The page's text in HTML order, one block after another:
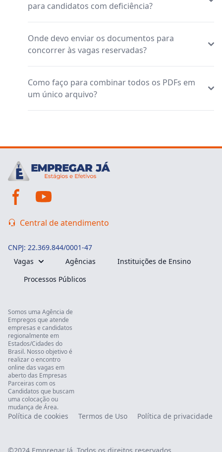
para candidatos com deficiência?
Onde devo enviar os documentos para
concorrer às vagas reservadas?
Como faço para combinar todos os PDFs em
um único arquivo?
Central de atendimento
CNPJ: 22.369.844/0001-47
Vagas
Agências
Instituições de Ensino
Processos Públicos
Somos uma Agência de
Empregos que atende
empresas e candidatos
regionalmente em
Estados/Cidades do
Brasil. Nosso objetivo é
realizar o encontro
online das vagas em
aberto das Empresas
Parceiras com os
Candidatos que buscam
uma colocação ou
mudança de Área.
Política de cookies Termos de Uso Política de privacidade